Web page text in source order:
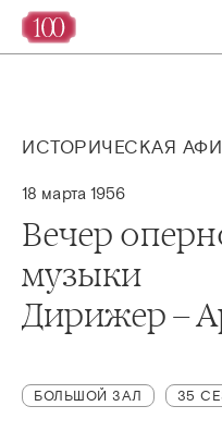
ИСТОРИЧЕСКАЯ
18 марта 1956
Вечер
музыки
Дирижер –
БОЛЬШОЙ ЗАЛ 35